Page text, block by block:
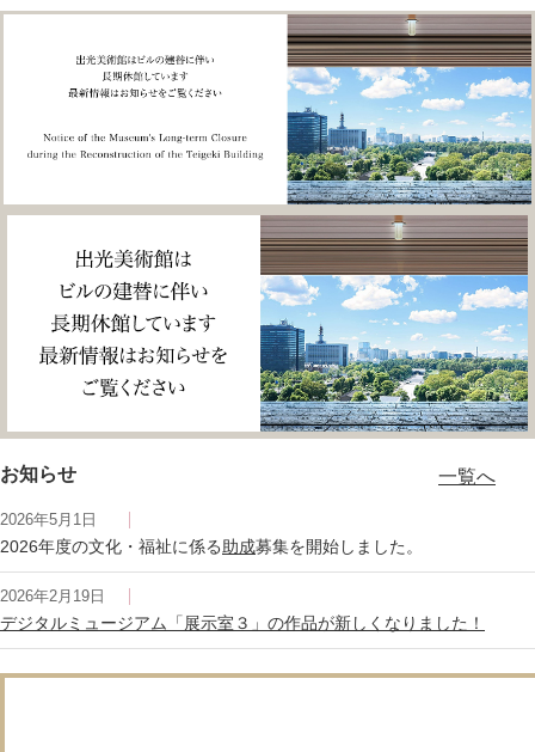
お知らせ 一覧へ
2026年5月1日
2026年度の文化・福祉に係る助成募集を開始しました。
2026年2月19日
デジタルミュージアム「展示室３」の作品が新しくなりました！